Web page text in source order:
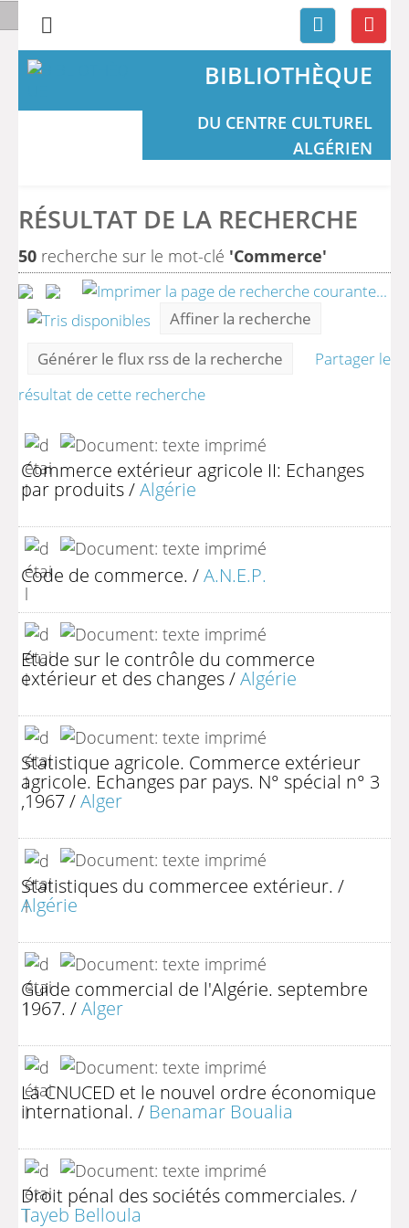
BIBLIOTHÈQUE
DU CENTRE CULTUREL
ALGÉRIEN
RÉSULTAT DE LA RECHERCHE
50 recherche sur le mot-clé 'Commerce'
Affiner la recherche
Générer le flux rss de la recherche
Partager le
résultat de cette recherche
Commerce extérieur agricole II: Echanges
par produits/Algérie
Code de commerce. /A.N.E.P.
Etude sur le contrôle du commerce
extérieur et des changes/Algérie
Statistique agricole. Commerce extérieur
agricole. Echanges par pays. N° spécial n° 3
,1967/Alger
Statistiques du commercee extérieur. /
Algérie
Guide commercial de l'Algérie. septembre
1967. /Alger
La CNUCED et le nouvel ordre économique
international. / Benamar Boualia
Droit pénal des sociétés commerciales. /
Tayeb Belloula